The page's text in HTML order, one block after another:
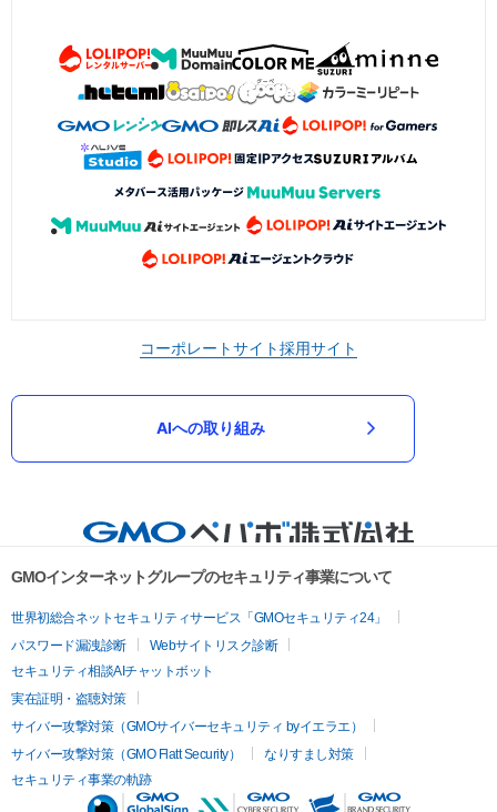
コーポレートサイト採用サイト
AIへの取り組み
GMOインターネットグループのセキュリティ事業について
世界初総合ネットセキュリティサービス「GMOセキュリティ24」
パスワード漏洩診断
Webサイトリスク診断
セキュリティ相談AIチャットボット
実在証明・盗聴対策
サイバー攻撃対策（GMOサイバーセキュリティ byイエラエ）
サイバー攻撃対策（GMO Flatt Security）
なりすまし対策
セキュリティ事業の軌跡